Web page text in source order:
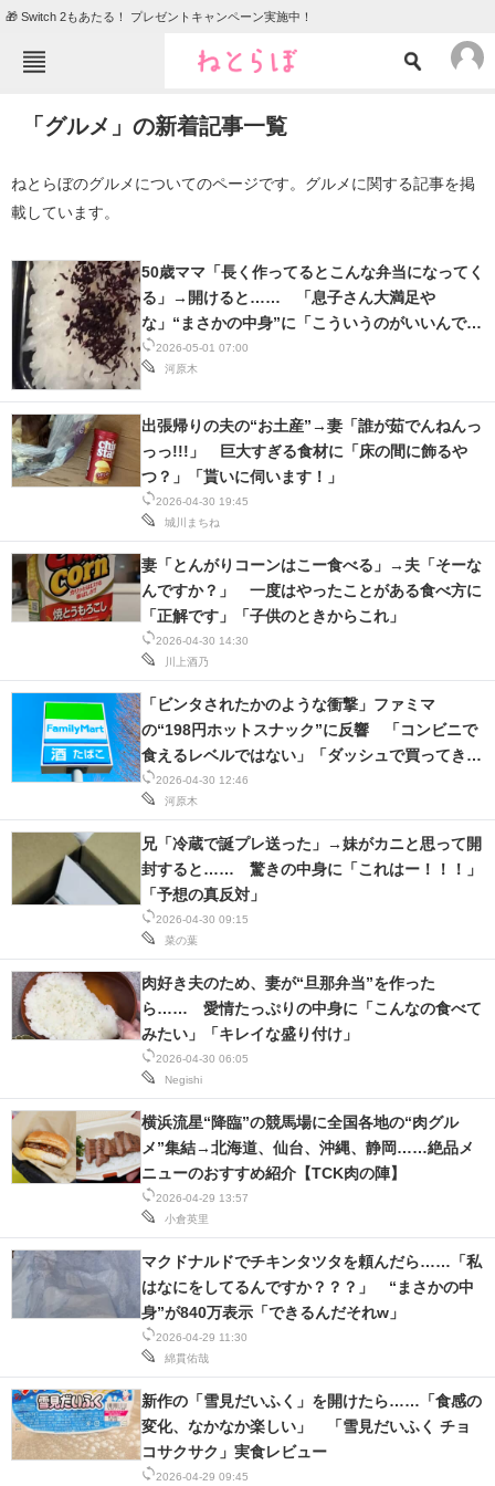
🎁 Switch 2もあたる！ プレゼントキャンペーン実施中！
TOP ニュース
グルメ
住まい
動物 リサーチ
会員記事
メディア
注目記事を集めた総合ページ
ITの今と未来を見通す
進化するPCとデバイスの未来
好きが集まる 比べて選べる
ビジネスと働き方のヒント
AI活用のいまが分かる
企業ITのトレンドを詳説
経営リーダーのコミュニティ
マーケ×ITの今がよく分かる
ITエンジニア向け専門サイト
企業向けIT製品の総合サイト
IT製品の技術・比較・事例
製造業のIT導入・活用を支援
エレクトロニクス専門サイト
電子設計の基本と応用
エネルギーの専門メディア
建設×テクノロジーの最前線
ちょっと気になるネットの話題
「グルメ」の新着記事一覧
ねとらぼのグルメについてのページです。グルメに関する記事を掲
載しています。
2026-05-01 07:00
河原木
50歳ママ「長く作ってるとこんな弁当になってく
る」→開けると…… 「息子さん大満足や
な」“まさかの中身”に「こういうのがいいんで
す」
2026-04-30 19:45
城川まちね
出張帰りの夫の“お土産”→妻「誰が茹でんねんっ
っっ!!!」 巨大すぎる食材に「床の間に飾るや
つ？」「貰いに伺います！」
2026-04-30 14:30
川上酒乃
妻「とんがりコーンはこー食べる」→夫「そーな
んですか？」 一度はやったことがある食べ方に
「正解です」「子供のときからこれ」
2026-04-30 12:46
河原木
「ビンタされたかのような衝撃」ファミマ
の“198円ホットスナック”に反響 「コンビニで
食えるレベルではない」「ダッシュで買ってきま
す」
2026-04-30 09:15
菜の葉
兄「冷蔵で誕プレ送った」→妹がカニと思って開
封すると…… 驚きの中身に「これはー！！！」
「予想の真反対」
2026-04-30 06:05
Negishi
肉好き夫のため、妻が“旦那弁当”を作った
ら…… 愛情たっぷりの中身に「こんなの食べて
みたい」「キレイな盛り付け」
2026-04-29 13:57
小倉英里
横浜流星“降臨”の競馬場に全国各地の“肉グル
メ”集結→北海道、仙台、沖縄、静岡……絶品メ
ニューのおすすめ紹介【TCK肉の陣】
2026-04-29 11:30
綿貫佑哉
マクドナルドでチキンタツタを頼んだら……「私
はなにをしてるんですか？？？」 “まさかの中
身”が840万表示「できるんだそれw」
2026-04-29 09:45
新作の「雪見だいふく」を開けたら……「食感の
変化、なかなか楽しい」 「雪見だいふく チョ
コサクサク」実食レビュー